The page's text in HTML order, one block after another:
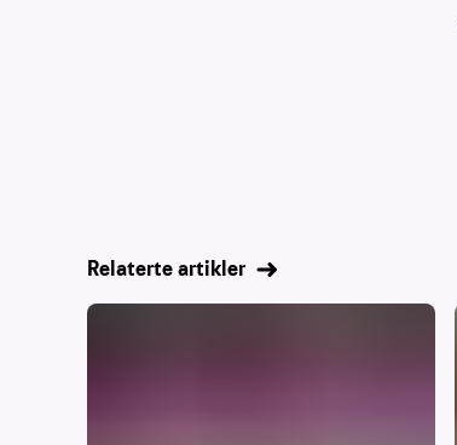
Relaterte artikler